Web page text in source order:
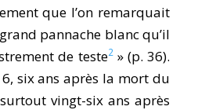
que l’on remarquait
pannache blanc qu’il
de teste2» (p. 36).
six ans après la mort du
vingt-six ans après